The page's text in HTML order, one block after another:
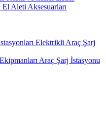
El Aleti Aksesuarları
Elektrikli Araç Şarj
Araç Şarj İstasyonu